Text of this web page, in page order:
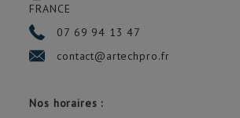
FRANCE
07 69 94 13 47
contact@artechpro.fr
Nos horaires :